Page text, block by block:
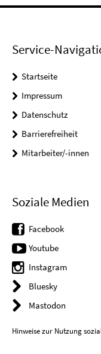
Service-
Startseite
Impressum
Datenschutz
Barrierefreiheit
Mitarbeiter/-innen
Soziale Medien
Facebook
Youtube
Instagram
Bluesky
Mastodon
Hinweise zur Nutzung